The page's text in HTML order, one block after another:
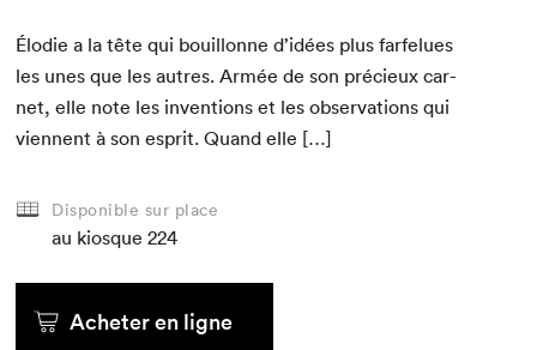
Élodie a la tête qui bouil­lonne d’idées plus far­felues
les unes que les autres. Armée de son pré­cieux car­
net, elle note les inven­tions et les obser­va­tions qui
vien­nent à son esprit. Quand elle […]
Disponible sur place
au kiosque 224
Acheter en ligne